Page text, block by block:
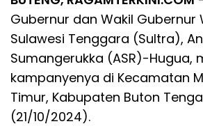
Gubernur dan Wakil Gubernur
Sulawesi Tenggara (Sultra),
Sumangerukka (ASR)-Hugua,
kampanyenya di Kecamatan
Timur, Kabupaten Buton
(21/10/2024).